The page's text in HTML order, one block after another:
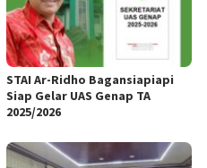
STAI Ar-Ridho Bagansiapiapi
Siap Gelar UAS Genap TA
2025/2026